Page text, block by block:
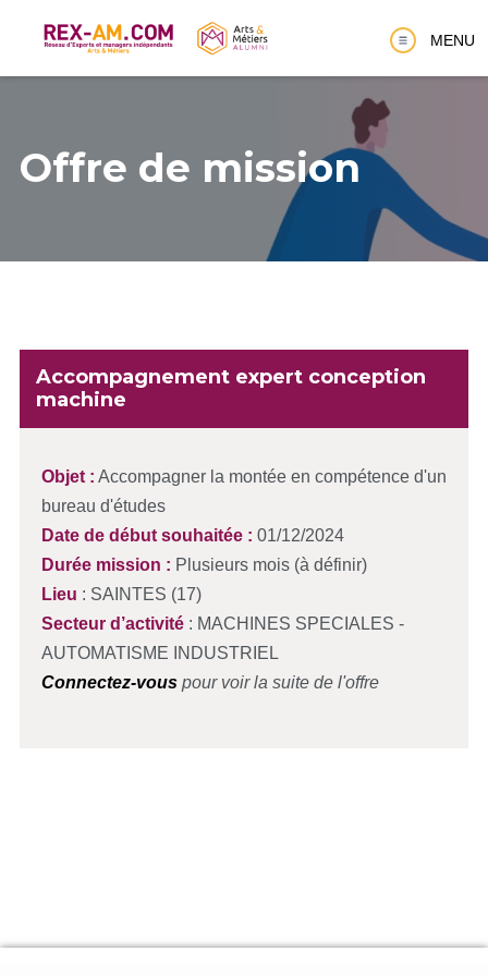
contenu
MENU
Offre de mission
Accompagnement expert conception
machine
Objet : Accompagner la montée en compétence d'un
bureau d'études
Date de début souhaitée : 01/12/2024
Durée mission : Plusieurs mois (à définir)
Lieu : SAINTES (17)
Secteur d’activité: MACHINES SPECIALES -
AUTOMATISME INDUSTRIEL
Connectez-vouspour voir la suite de l'offre